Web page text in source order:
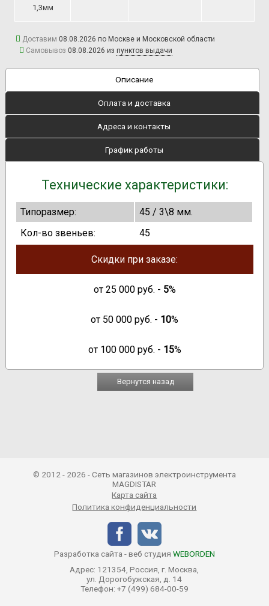
1,3мм
Доставим 08.08.2026 по Москве и Московской области
Самовывоз 08.08.2026 из пунктов выдачи
Описание
Оплата и доставка
Адреса и контакты
График работы
Технические характеристики:
Типоразмер:
45 / 3\8 мм.
Кол-во звеньев:
45
Скидки при заказе:
от 25 000руб. - 5%
от 50 000 руб. - 10%
от 100 000руб. - 15%
Вернутся назад
© 2012 - 2026 - Сеть магазинов электроинструмента
MAGDISTAR
Карта сайта
Политика конфиденциальности
Разработка сайта - веб студия WEBORDEN
Адрес: 121354, Россия, г. Москва,
ул. Дорогобужская, д. 14
Телефон: +7 (499) 684-00-59